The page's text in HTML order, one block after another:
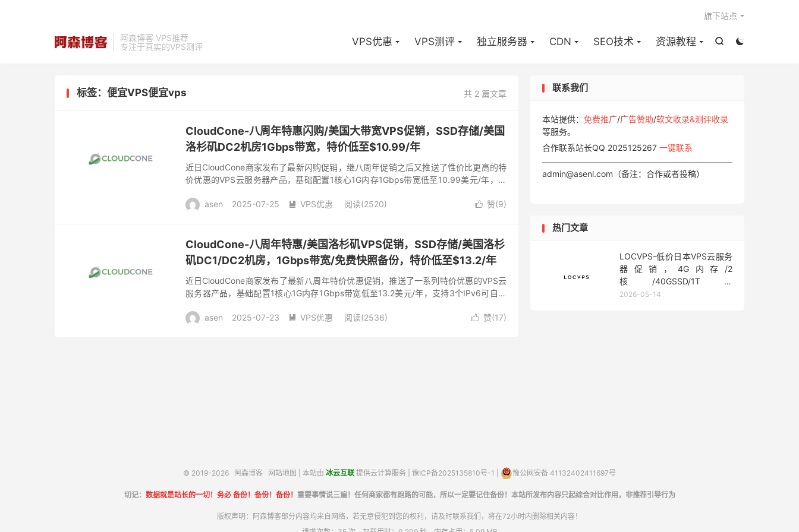
阿森博客 VPS推荐
专注于真实的VPS测评


VPS优惠 VPS测评 独立服务器 CDN SEO技术 资源教程
旗下站点
共 2 篇文章
标签：便宜VPS便宜vps
CloudCone-八周年特惠闪购/美国大带宽VPS促销，SSD存储/美国
洛杉矶DC2机房1Gbps带宽，特价低至$10.99/年
近日CloudCone商家发布了最新闪购促销，继八周年促销之后又推送了性价比更高的特
价优惠的VPS云服务器产品，基础配置1核心1G内存1Gbps带宽低至10.99美元/年，支
 赞(9)
asen 2025-07-25  VPS优惠 阅读(2520)
CloudCone-八周年特惠/美国洛杉矶VPS促销，SSD存储/美国洛杉
矶DC1/DC2机房，1Gbps带宽/免费快照备份，特价低至$13.2/年
近日CloudCone商家发布了最新八周年特价优惠促销，推送了一系列特价优惠的VPS云
服务器产品，基础配置1核心1G内存1Gbps带宽低至13.2美元/年，支持3个IPv6可自行
 赞(17)
asen 2025-07-23  VPS优惠 阅读(2536)
联系我们
本站提供： 免费推广/广告赞助/软文收录&测评收录
等服务。
合作联系站长QQ 2025125267 一键联系
admin@asenl.com（备注：合作或者投稿）
热门文章
LOCVPS-低价日本VPS云服务
器促销，4G内存/2
核/40GSSD/1T流
量/450Mbps带宽，低至36元/
2026-05-14
© 2019-2026 阿森博客 网站地图 | 本站由 冰云互联 提供云计算服务 | 豫ICP备2025135810号-1 豫公网安备 41132402411697号
切记： 数据就是站长的一切！务必 备份！备份！备份！ 重要事情说三遍！任何商家都有跑路的可能，所以一定要记住备份！本站所发布内容只起综合对比作用，非推荐引导行为
版权声明：阿森博客部分内容均来自网络，若无意侵犯到您的权利，请及时联系我们，将在72小时内删除相关内容！